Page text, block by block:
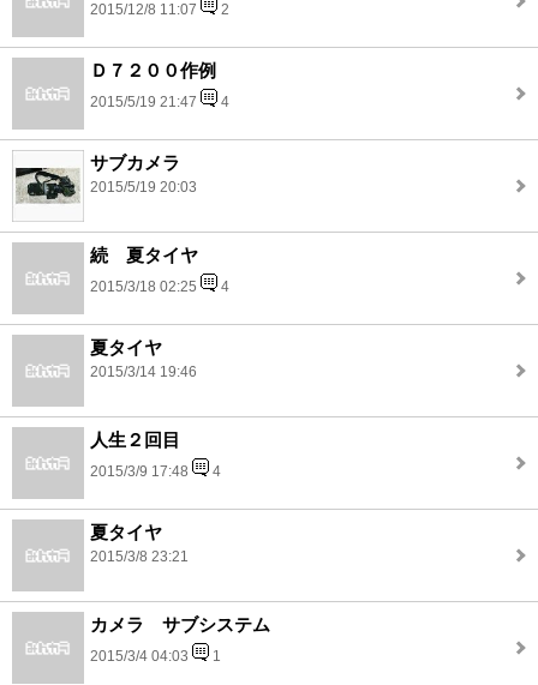
2015/12/8 11:07 2
Ｄ７２００作例
2015/5/19 21:47 4
サブカメラ
2015/5/19 20:03
続 夏タイヤ
2015/3/18 02:25 4
夏タイヤ
2015/3/14 19:46
人生２回目
2015/3/9 17:48 4
夏タイヤ
2015/3/8 23:21
カメラ サブシステム
2015/3/4 04:03 1